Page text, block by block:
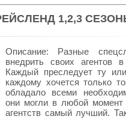
1,2,3
Описание: Разные
внедрить своих агентов
Каждый преследует ту
каждому хочется только
обладало всеми
они могли в любой момент
агентств самый лучший.